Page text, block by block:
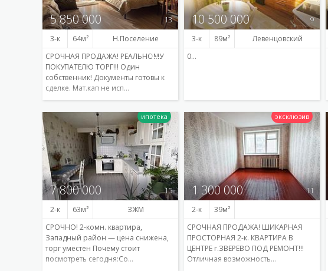
5 850 000 13
3-к 64
Н.Поселение
СРОЧНАЯ ПРОДАЖА! РЕАЛЬНОМУ
ПОКУПАТЕЛЮ ТОРГ!!! Один
собственник! Документы готовы к
сделке. Мат.кап не исп…
Подробнее
10 500 000 9
3-к 89
Левенцовский
0…
Подробнее
7 800 000 15
2-к 63
ЗЖМ
СРОЧНО! 2-комн. квартира,
Западный район — цена снижена,
торг уместен Почему стоит
посмотреть сегодня:Со…
1 300 000 11
2-к
39
СРОЧНАЯ ПРОДАЖА! ШИКАРНАЯ
ПРОСТОРНАЯ 2-к. КВАРТИРА В
ЦЕНТРЕ г.ЗВЕРЕВО ПОД РЕМОНТ!!!
Отличная возможность…